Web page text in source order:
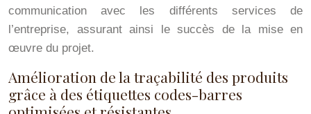
communication avec les différents services de
l’entreprise, assurant ainsi le succès de la mise en
œuvre du projet.
Amélioration de la traçabilité des produits
grâce à des étiquettes codes-barres